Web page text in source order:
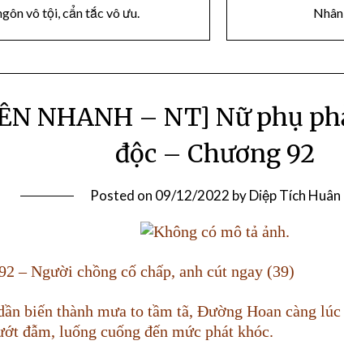
vô tội, cẩn tắc vô ưu.
NHANH – NT] Nữ phụ
độc – Chương 92
Posted on 09/12/2022 byDiệp Tích Huân
– Người chồng cố chấp, anh cút ngay (39)
biến thành mưa to tầm tã, Đường Hoan càng lúc
đẫm, luống cuống đến mức phát khóc.